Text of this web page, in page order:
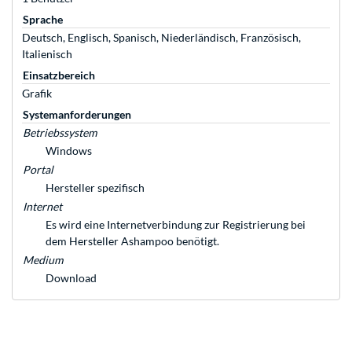
Sprache
Deutsch, Englisch, Spanisch, Niederländisch, Französisch,
Italienisch
Einsatzbereich
Grafik
Systemanforderungen
Betriebssystem
Windows
Portal
Hersteller spezifisch
Internet
Es wird eine Internetverbindung zur Registrierung bei
dem Hersteller Ashampoo benötigt.
Medium
Download